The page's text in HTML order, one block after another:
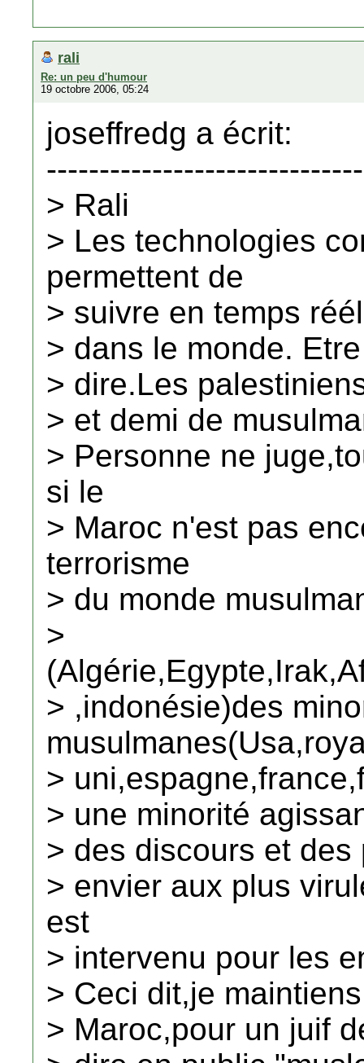
rali
Re: un peu d'humour
19 octobre 2006, 05:24
joseffredg a écrit:
> Rali
> Les technologies
permettent de
> suivre en temps
> dans le monde.
> dire.Les
> et demi de
> Personne ne
si le
> Maroc n'est pas
terrorisme
> du monde
>
> ,indonésie)des
>
> une minorité
> des discours et
> envier aux plus
est
> intervenu pour les
> Ceci dit,je
> Maroc,pour un juif